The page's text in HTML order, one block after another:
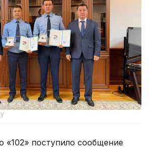
«102» поступило сообщение